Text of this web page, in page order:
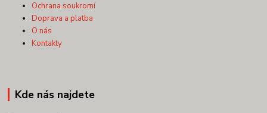
Ochrana soukromí
Doprava a platba
O nás
Kontakty
Kde nás najdete